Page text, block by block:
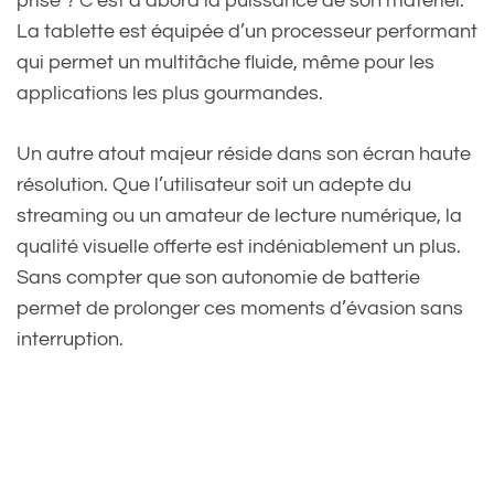
La tablette est équipée d’un processeur performant
qui permet un multitâche fluide, même pour les
applications les plus gourmandes.
Un autre atout majeur réside dans son écran haute
résolution. Que l’utilisateur soit un adepte du
streaming ou un amateur de lecture numérique, la
qualité visuelle offerte est indéniablement un plus.
Sans compter que son autonomie de batterie
permet de prolonger ces moments d’évasion sans
interruption.